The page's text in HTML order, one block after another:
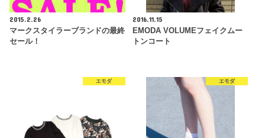
2015.2.26
マークスタイラーブランドの最終
セール！
2016.11.15
EMODA VOLUMEフェイクムー
トンコート
エモダ エモダ